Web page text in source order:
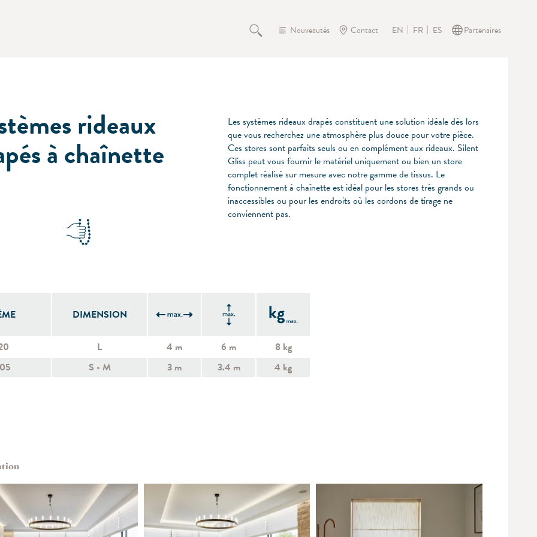
Nouveautés Contact EN FR ES Partenaires
rideaux
à chaînette
Les systèmes rideaux drapés constituent une solution idéale dès lors
que vous recherchez une atmosphère plus douce pour votre pièce.
Ces stores sont parfaits seuls ou en complément aux rideaux. Silent
Gliss peut vous fournir le matériel uniquement ou bien un store
complet réalisé sur mesure avec notre gamme de tissus. Le
fonctionnement à chaînette est idéal pour les stores très grands ou
inaccessibles ou pour les endroits où les cordons de tirage ne
conviennent pas.
DIMENSION
L 4 m 6 m
8 kg
S - M 3 m 3.4 m 4 kg